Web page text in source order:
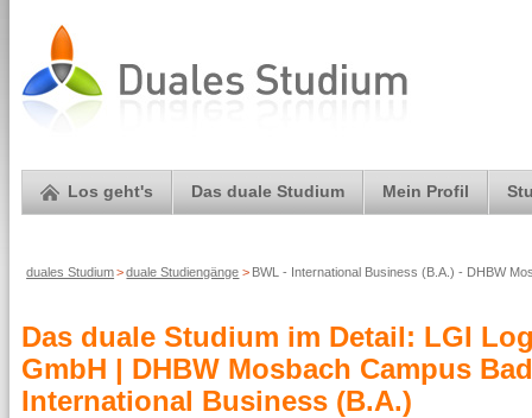
Los geht's Das duale Studium Mein Profil
duales Studium> duale Studiengänge > BWL - International Business (B.A.) - DHBW
Das duale Studium im Detail: LGI
GmbH | DHBW Mosbach Campus
International Business (B.A.)